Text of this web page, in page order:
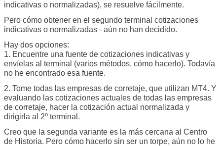
indicativas o normalizadas), se resuelve fácilmente.
Pero cómo obtener en el segundo terminal cotizaciones
indicativas o normalizadas - aún no han decidido.
Hay dos opciones:
1. Encuentre una fuente de cotizaciones indicativas y
envíelas al terminal (varios métodos, cómo hacerlo). Todavía
no he encontrado esa fuente.
2. Tome todas las empresas de corretaje, que utilizan MT4. Y
evaluando las cotizaciones actuales de todas las empresas
de corretaje, hacer la cotización actual normalizada y
dirigirla al 2º terminal.
Creo que la segunda variante es la más cercana al Centro
de Historia. Pero cómo hacerlo sin ser un torpe, aún no lo he